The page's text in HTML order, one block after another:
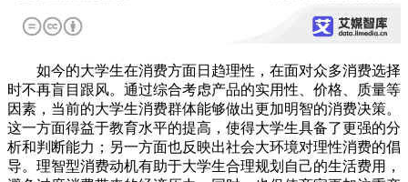
如今的大学生在消费方面日趋理性，在面对众多消费选择
时不再盲目跟风。通过综合考虑产品的实用性、价格、质量等
因素，当前的大学生消费群体能够做出更加明智的消费决策。
这一方面得益于教育水平的提高，使得大学生具备了更强的分
析和判断能力；另一方面也反映出社会大环境对理性消费的倡
导。理智型消费动机有助于大学生合理规划自己的生活费用，